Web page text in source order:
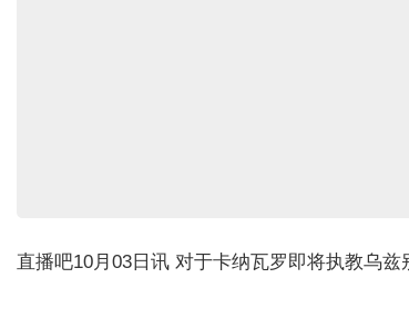
直播吧10月03日讯 对于卡纳瓦罗即将执教乌